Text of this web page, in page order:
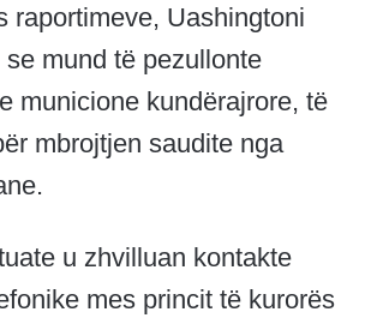
raportimeve, Uashingtoni
mund të pezullonte
municione kundërajrore, të
mbrojtjen saudite nga
u zhvilluan kontakte
mes princit të kurorës